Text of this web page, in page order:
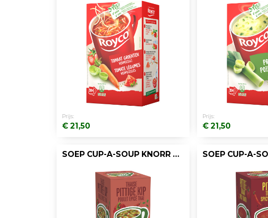
Prijs:
€ 21,50
Prijs:
€ 21,50
SOEP CUP-A-SOUP KNORR SPCY THAI KIP/DS21